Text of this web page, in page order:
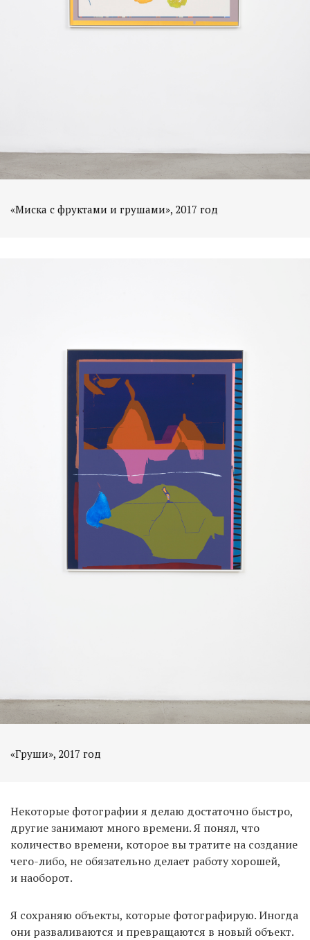
«Миска с фруктами и грушами», 2017 год
«Груши», 2017 год
Некоторые фотографии я делаю достаточно быстро,
другие занимают много времени. Я понял, что
количество времени, которое вы тратите на создание
чего-либо, не обязательно делает работу хорошей,
и наоборот.
Я сохраняю объекты, которые фотографирую. Иногда
они разваливаются и превращаются в новый объект.